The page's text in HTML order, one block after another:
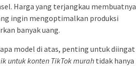
Harga yang terjangkau membuatnya
ingin mengoptimalkan produksi
banyak uang.
model di atas, penting untuk diingat
untuk konten TikTok murah tidak hanya